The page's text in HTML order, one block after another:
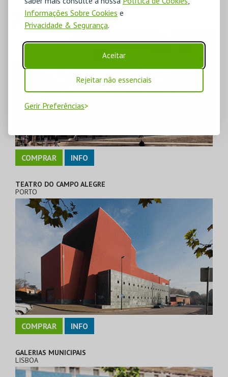
Informações Sobre Cookies e
Privacidade & Segurança.
Aceitar
Rejeitar não essenciais
Gerir Preferências
TEATRO MUNICIPAL RIVOLI
PORTO
COMPRAR INFO
TEATRO DO CAMPO ALEGRE
PORTO
COMPRAR INFO
GALERIAS MUNICIPAIS
LISBOA